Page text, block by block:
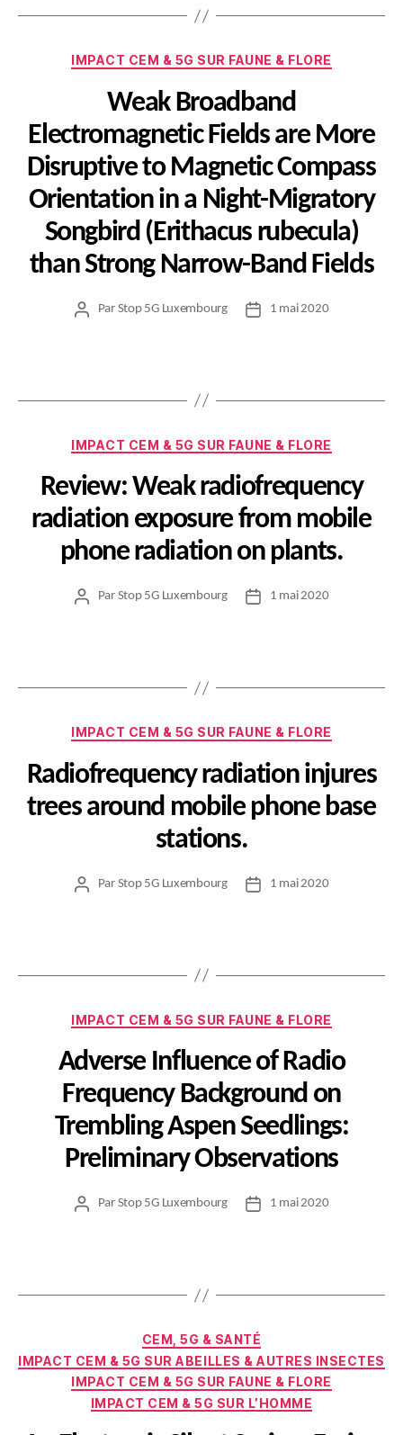
Catégories
IMPACT CEM & 5G SUR FAUNE & FLORE
Weak Broadband
Electromagnetic Fields are More
Disruptive to Magnetic Compass
Orientation in a Night-Migratory
Songbird (Erithacus rubecula)
than Strong Narrow-Band Fields
Auteur
Par Stop 5G Luxembourg
Date1 mai 2020
Catégories
IMPACT CEM & 5G SUR FAUNE & FLORE
Review: Weak radiofrequency
radiation exposure from mobile
phone radiation on plants.
Auteur
Par Stop 5G Luxembourg
Date1 mai 2020
Catégories
IMPACT CEM & 5G SUR FAUNE & FLORE
Radiofrequency radiation injures
trees around mobile phone base
stations.
Auteur
Par Stop 5G Luxembourg
Date1 mai 2020
Catégories
IMPACT CEM & 5G SUR FAUNE & FLORE
Adverse Influence of Radio
Frequency Background on
Trembling Aspen Seedlings:
Preliminary Observations
Auteur
Par Stop 5G Luxembourg
Date1 mai 2020
Catégories
CEM, 5G & SANTÉ
IMPACT CEM & 5G SUR ABEILLES & AUTRES INSECTES
IMPACT CEM & 5G SUR FAUNE & FLORE
IMPACT CEM & 5G SUR L’HOMME